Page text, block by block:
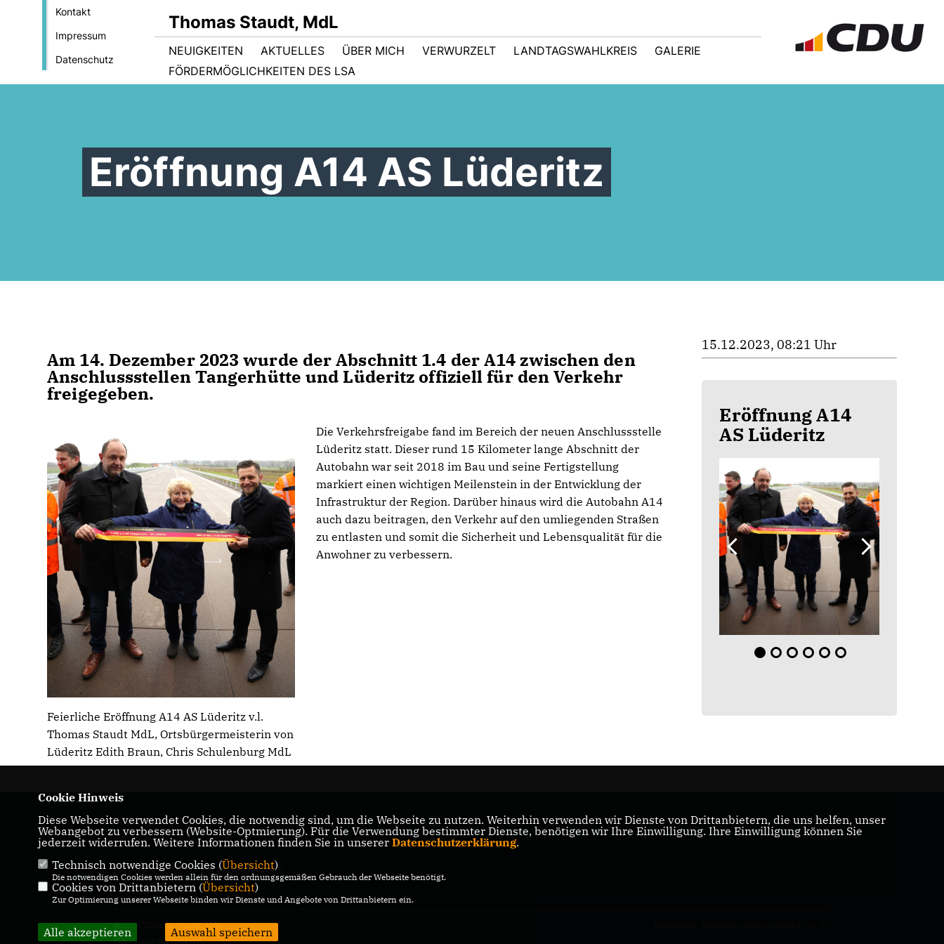
Kontakt
Impressum
Datenschutz
Thomas Staudt, MdL
NEUIGKEITEN AKTUELLES ÜBER MICH VERWURZELT LANDTAGSWAHLKREIS
GALERIE
FÖRDERMÖGLICHKEITEN DES LSA
Eröffnung A14 AS Lüderitz
Am 14. Dezember 2023 wurde der Abschnitt 1.4 der A14 zwischen den
Anschlussstellen Tangerhütte und Lüderitz offiziell für den Verkehr
freigegeben.
Feierliche Eröffnung A14 AS Lüderitz v.l.
Thomas Staudt MdL, Ortsbürgermeisterin von
Lüderitz Edith Braun, Chris Schulenburg MdL
Die Verkehrsfreigabe fand im Bereich der neuen Anschlussstelle
Lüderitz statt. Dieser rund 15 Kilometer lange Abschnitt der
Autobahn war seit 2018 im Bau und seine Fertigstellung
markiert einen wichtigen Meilenstein in der Entwicklung der
Infrastruktur der Region. Darüber hinaus wird die Autobahn A14
auch dazu beitragen, den Verkehr auf den umliegenden Straßen
zu entlasten und somit die Sicherheit und Lebensqualität für die
Anwohner zu verbessern.
15.12.2023, 08:21 Uhr
Eröffnung A14
AS Lüderitz
CDU-Landtagabgeordneter für den Wahlkreis
05 Genthin
IMPRESSUM
DATENSCHUTZ
KONTAKT
@2026 Thomas Staudt, MdL
Alle Rechte vorbehalten.
Cookie Hinweis
Diese Webseite verwendet Cookies, die notwendig sind, um die Webseite zu nutzen. Weiterhin verwenden wir Dienste von Drittanbietern, die uns helfen, unser
Webangebot zu verbessern (Website-Optmierung). Für die Verwendung bestimmter Dienste, benötigen wir Ihre Einwilligung. Ihre Einwilligung können Sie
jederzeit widerrufen. Weitere Informationen finden Sie in unserer Datenschutzerklärung.
Technisch notwendige Cookies (Übersicht)
Die notwendigen Cookies werden allein für den ordnungsgemäßen Gebrauch der Webseite benötigt.
Cookies von Drittanbietern (Übersicht)
Zur Optimierung unserer Webseite binden wir Dienste und Angebote von Drittanbietern ein.
Alle akzeptieren Auswahl speichern